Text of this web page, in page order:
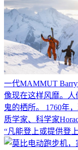
一代MAMMUT
像现在这样风靡。
鬼的栖所。 1760年
质学家、科学家
“凡能登上或提供登